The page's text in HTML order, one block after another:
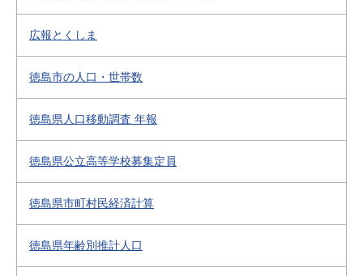
広報とくしま
徳島市の人口・世帯数
徳島県人口移動調査 年報
徳島県公立高等学校募集定員
徳島県市町村民経済計算
徳島県年齢別推計人口